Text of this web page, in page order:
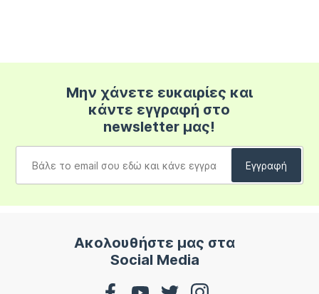
Μην χάνετε ευκαιρίες και
κάντε εγγραφή στο
newsletter μας!
Ακολουθήστε μας στα
Social Media